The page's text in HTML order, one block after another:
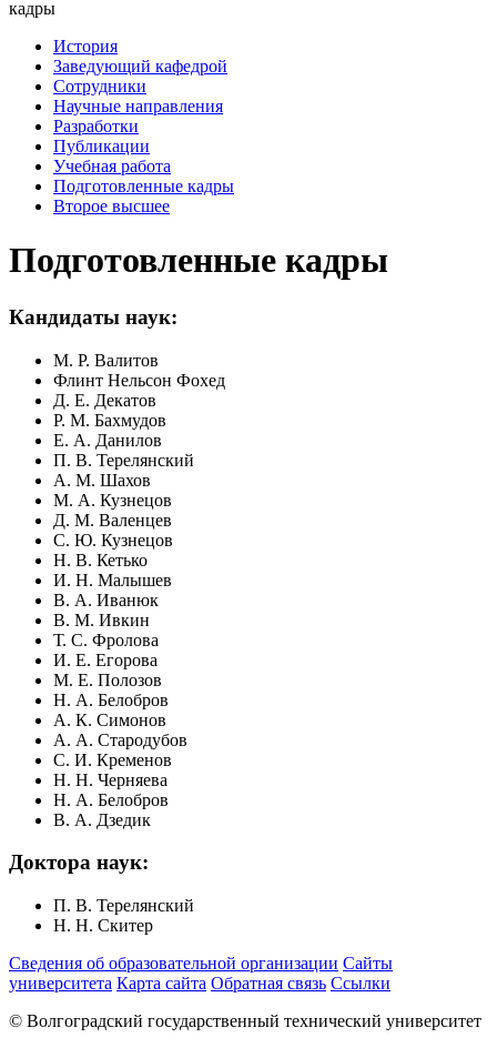
кадры
История
Заведующий кафедрой
Сотрудники
Научные направления
Разработки
Публикации
Учебная работа
Подготовленные кадры
Второе высшее
Подготовленные кадры
Кандидаты наук:
М. Р. Валитов
Флинт Нельсон Фохед
Д. Е. Декатов
Р. М. Бахмудов
Е. А. Данилов
П. В. Терелянский
А. М. Шахов
М. А. Кузнецов
Д. М. Валенцев
С. Ю. Кузнецов
Н. В. Кетько
И. Н. Малышев
В. А. Иванюк
В. М. Ивкин
Т. С. Фролова
И. Е. Егорова
М. Е. Полозов
Н. А. Белобров
А. К. Симонов
А. А. Стародубов
С. И. Кременов
Н. Н. Черняева
Н. А. Белобров
В. А. Дзедик
Доктора наук:
П. В. Терелянский
Н. Н. Скитер
Сведения об образовательной организации Сайты
университета Карта сайта Обратная связь Ссылки
© Волгоградский государственный технический университет